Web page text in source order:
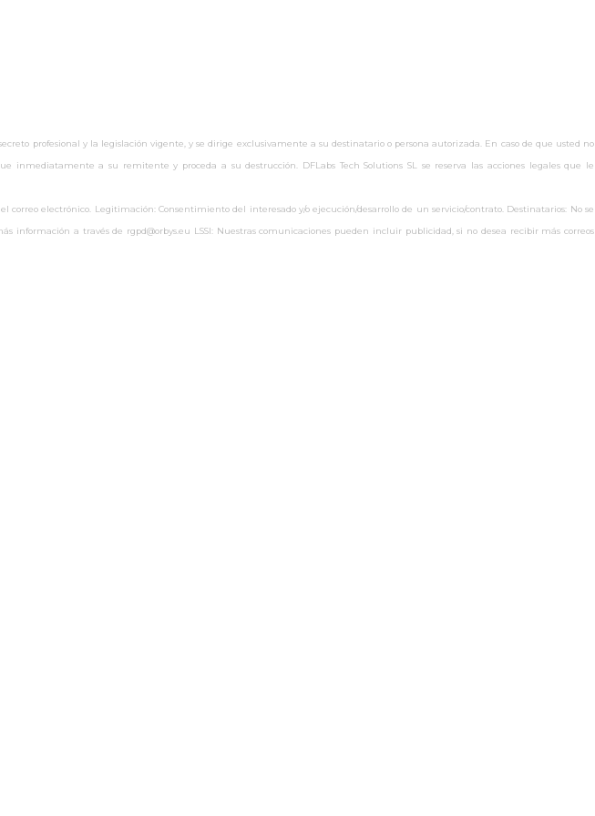
profesional y la legislación vigente, y se dirige exclusivamente a su destinatario o persona autorizada. En caso de que usted no
a su remitente y proceda a su destrucción. DFLabs Tech Solutions SL se reserva las acciones legales que le
correo electrónico. Legitimación: Consentimiento del interesado y/o ejecución/desarrollo de un servicio/contrato. Destinatarios: No se
información a través de rgpd@orbys.eu LSSI: Nuestras comunicaciones pueden incluir publicidad, si no desea recibir más correos